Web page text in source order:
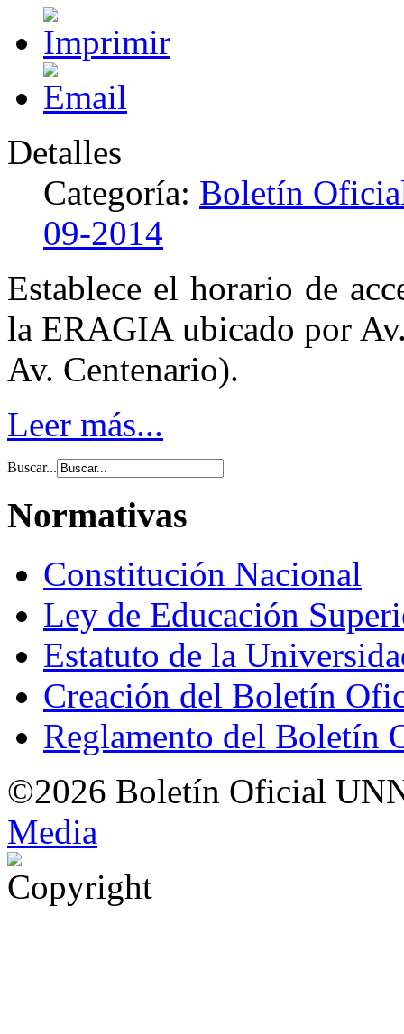
Detalles
Categoría: Boletín
09-2014
Establece el horario de
la ERAGIA ubicado por
Av. Centenario).
Leer más...
Buscar...
Normativas
Constitución Nacional
Ley de Educación
Estatuto de la
Creación del Boletín
Reglamento del Boletín
©2026 Boletín Oficial
Media